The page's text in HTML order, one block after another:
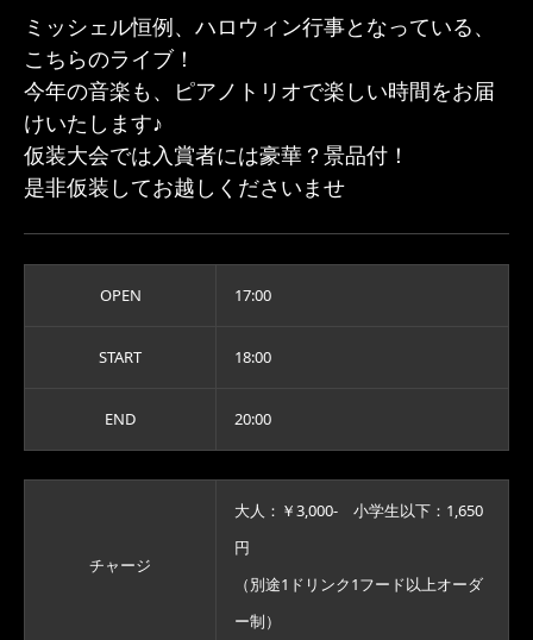
ミッシェル恒例、ハロウィン行事となっている、
こちらのライブ！
今年の音楽も、ピアノトリオで楽しい時間をお届
けいたします♪
仮装大会では入賞者には豪華？景品付！
是非仮装してお越しくださいませ
OPEN 17:00
START 18:00
END 20:00
チャージ
大人：￥3,000- 小学生以下：1,650
円
（別途1ドリンク1フード以上オーダ
ー制）